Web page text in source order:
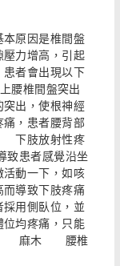
原因是椎間盤
力增高，引起
者會出現以下
椎間盤突出
出，使根神經
，患者腰背部
下肢放射性疼
患者感覺沿坐
動一下，如咳
導致下肢疼痛
用側臥位，並
均疼痛，只能
。 麻木 腰椎